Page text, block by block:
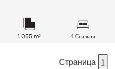
1 055 m² 4 Спальни
Страница 1